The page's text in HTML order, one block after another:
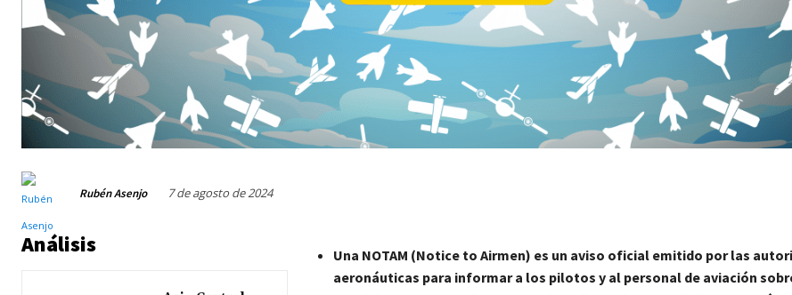
Rubén Asenjo 7 de agosto de 2024
Análisis
Una NOTAM (Notice to Airmen) es un aviso oficial emitido por las
aeronáuticas para informar a los pilotos y al personal de aviación